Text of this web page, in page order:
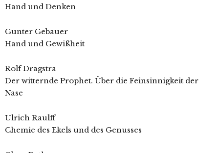
Hand und Denken
Gunter Gebauer
Hand und Gewißheit
Rolf Dragstra
Der witternde Prophet. Über die Feinsinnigkeit der
Nase
Ulrich Raulff
Chemie des Ekels und des Genusses